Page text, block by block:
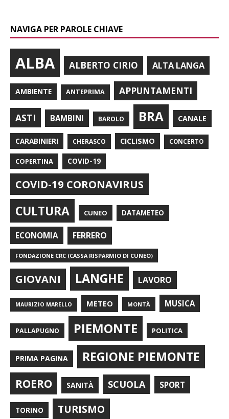
NAVIGA PER PAROLE CHIAVE
ALBA ALBERTO CIRIO ALTA LANGA
AMBIENTE ANTEPRIMA APPUNTAMENTI
ASTI BAMBINI BAROLO BRA CANALE
CARABINIERI CHERASCO CICLISMO CONCERTO
COPERTINA COVID-19
COVID-19 CORONAVIRUS
CULTURA CUNEO DATAMETEO
ECONOMIA FERRERO
FONDAZIONE CRC (CASSA RISPARMIO DI CUNEO)
GIOVANI LANGHE LAVORO
MAURIZIO MARELLO METEO MONTÀ MUSICA
PALLAPUGNO PIEMONTE POLITICA
PRIMA PAGINA REGIONE PIEMONTE
ROERO SANITÀ SCUOLA SPORT
TORINO TURISMO